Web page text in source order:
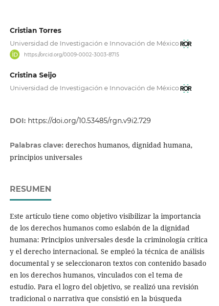
Cristian Torres
Universidad de Investigación e Innovación de México
https://orcid.org/0009-0002-3003-8715
Cristina Seijo
Universidad de Investigación e Innovación de México
DOI: https://doi.org/10.53485/rgn.v9i2.729
Palabras clave: derechos humanos, dignidad humana,
principios universales
RESUMEN
Este artículo tiene como objetivo visibilizar la importancia
de los derechos humanos como eslabón de la dignidad
humana: Principios universales desde la criminología crítica
y el derecho internacional. Se empleó la técnica de análisis
documental y se seleccionaron textos con contenido basado
en los derechos humanos, vinculados con el tema de
estudio. Para el logro del objetivo, se realizó una revisión
tradicional o narrativa que consistió en la búsqueda